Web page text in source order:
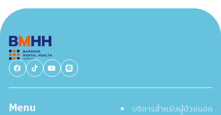
Menu
บริการสำหรับผู้ป่วยนอก